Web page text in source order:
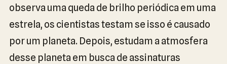
observa uma queda de brilho periódica em uma
estrela, os cientistas testam se isso é causado
por um planeta. Depois, estudam a atmosfera
desse planeta em busca de assinaturas